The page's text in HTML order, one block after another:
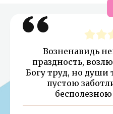
Возненавидь
праздность,
Богу труд, но души
пустою